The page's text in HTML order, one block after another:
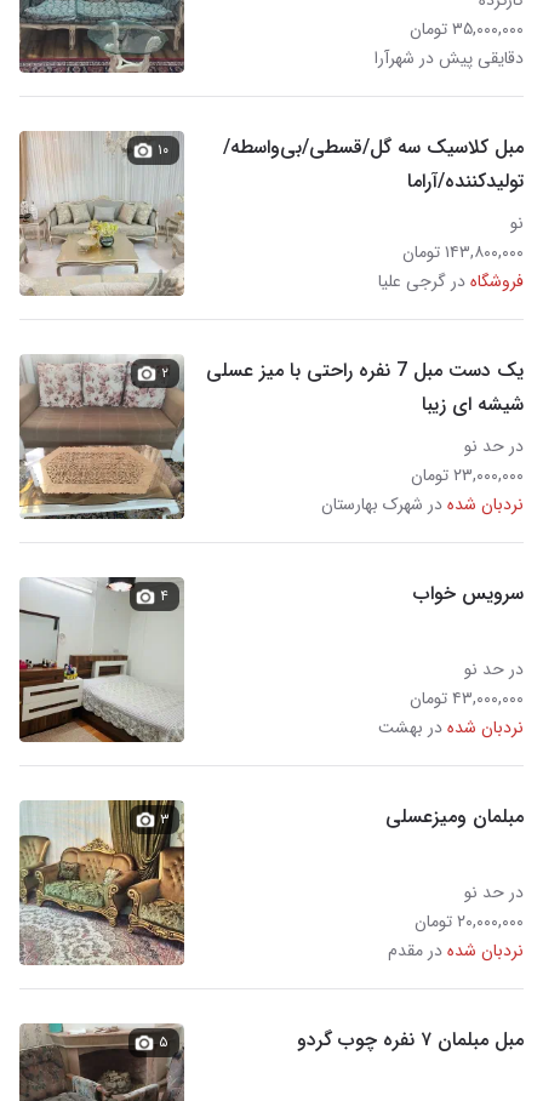
۳۵,۰۰۰,۰۰۰ تومان
دقایقی پیش در شهرآرا
مبل کلاسیک سه گل/قسطی/بی‌واسطه/
تولیدکننده/آراما
نو
۱۴۳,۸۰۰,۰۰۰ تومان
فروشگاهدر گرجی علیا
۱۰
یک دست مبل 7 نفره راحتی با میز عسلی
شیشه ای زیبا
در حد نو
۲۳,۰۰۰,۰۰۰ تومان
نردبان شدهدر شهرک بهارستان
۲
سرویس خواب
در حد نو
۴۳,۰۰۰,۰۰۰ تومان
نردبان شدهدر بهشت
۴
مبلمان ومیزعسلی
در حد نو
۲۰,۰۰۰,۰۰۰ تومان
نردبان شدهدر مقدم
۳
مبل مبلمان ۷ نفره چوب گردو ۵